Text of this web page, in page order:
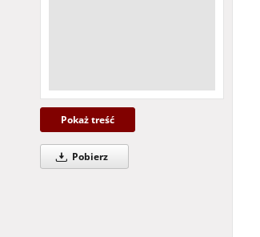
Pokaż treść
Pobierz